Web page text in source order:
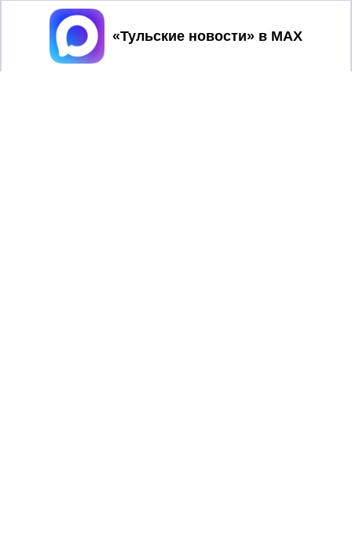
Принять